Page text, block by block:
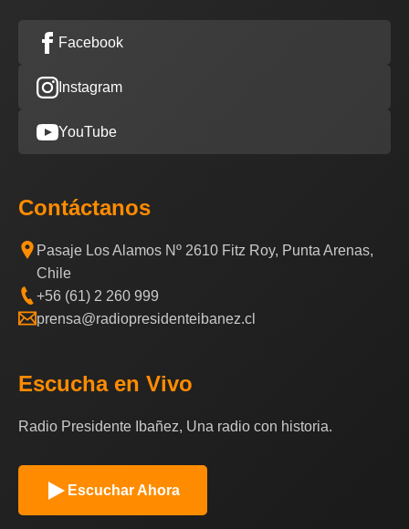
Facebook
Instagram
YouTube
Contáctanos
Pasaje Los Alamos Nº 2610 Fitz Roy, Punta Arenas,
Chile
+56 (61) 2 260 999
prensa@radiopresidenteibanez.cl
Escucha en Vivo
Radio Presidente Ibañez, Una radio con historia.
Escuchar Ahora